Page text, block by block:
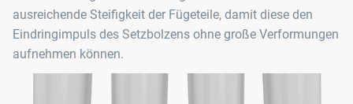
ausreichende Steifigkeit der Fügeteile, damit diese den
Eindringimpuls des Setzbolzens ohne große Verformungen
aufnehmen können.